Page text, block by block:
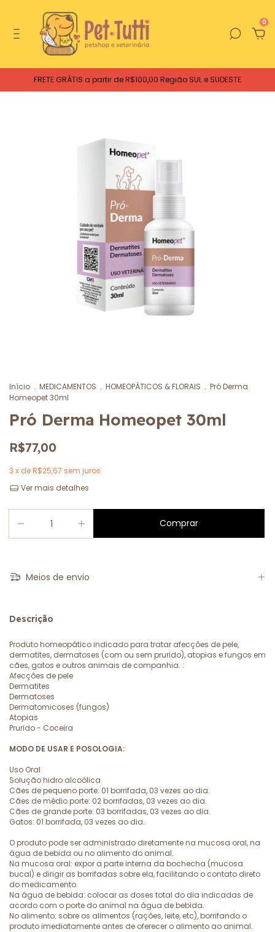
0
FRETE GRÁTIS a partir de R$100,00 Região SUL e SUDESTE
Início . MEDICAMENTOS . HOMEOPÁTICOS & FLORAIS . Pró Derma
Homeopet 30ml
Pró Derma Homeopet 30ml
R$77,00
3 x deR$25,67 sem juros
Ver mais detalhes
Meios de envio
Descrição
Produto homeopático indicado para tratar afecções de pele,
dermatites, dermatoses (com ou sem prurido), atopias e fungos em
cães, gatos e outros animais de companhia. :
Afecções de pele
Dermatites
Dermatoses
Dermatomicoses (fungos)
Atopias
Prurido - Coceira
MODO DE USAR E POSOLOGIA:
Uso Oral
Solução hidro alcoólica
Cães de pequeno porte: 01 borrifada, 03 vezes ao dia.
Cães de médio porte: 02 borrifadas, 03 vezes ao dia.
Cães de grande porte: 03 borrifadas, 03 vezes ao dia.
Gatos: 01 borrifada, 03 vezes ao dia.
O produto pode ser administrado diretamente na mucosa oral, na
água de bebida ou no alimento do animal.
Na mucosa oral: expor a parte interna da bochecha (mucosa
bucal) e dirigir as borrifadas sobre ela, facilitando o contato direto
do medicamento.
Na água de bebida: colocar as doses total do dia indicadas de
acordo com o porte do animal na água de bebida.
No alimento: sobre os alimentos (rações, leite, etc), borrifando o
produto imediatamente antes de oferecer o alimento ao animal.